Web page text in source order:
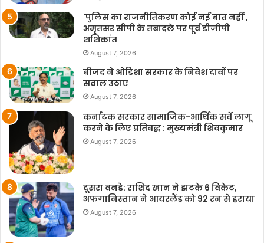
'पुलिस का राजनीतिकरण कोई नई बात नहीं',
अमृतसर सीपी के तबादले पर पूर्व डीजीपी
शशिकांत
August 7, 2026
बीजद ने ओडिशा सरकार के निवेश दावों पर
सवाल उठाए
August 7, 2026
कर्नाटक सरकार सामाजिक-आर्थिक सर्वे लागू
करने के लिए प्रतिबद्ध : मुख्यमंत्री शिवकुमार
August 7, 2026
दूसरा वनडे: राशिद खान ने झटके 6 विकेट,
अफगानिस्तान ने आयरलैंड को 92 रन से हराया
August 7, 2026